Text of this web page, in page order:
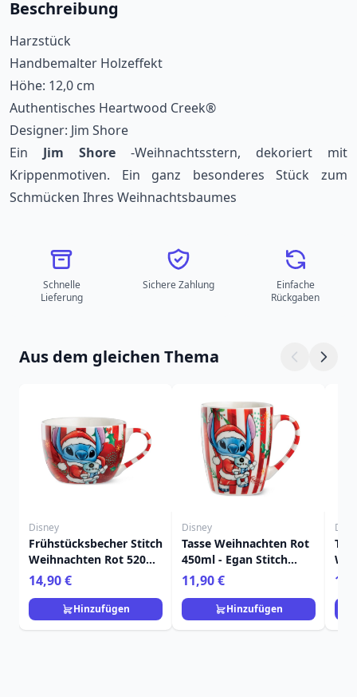
Beschreibung
Harzstück
Handbemalter Holzeffekt
Höhe: 12,0 cm
Authentisches Heartwood Creek®
Designer: Jim Shore
Ein Jim Shore -Weihnachtsstern, dekoriert mit
Krippenmotiven. Ein ganz besonderes Stück zum
Schmücken Ihres Weihnachtsbaumes
Schnelle
Lieferung
Sichere Zahlung
Einfache
Rückgaben
Aus dem gleichen Thema
Disney
Frühstücksbecher Stitch
Weihnachten Rot 520
ml - Egan Disney Home
14,90 €
Hinzufügen
Disney
Tasse Weihnachten Rot
450ml - Egan Stitch
Home
11,90 €
Hinzufügen